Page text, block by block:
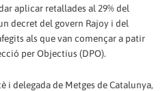
aplicar retallades al 29% del
decret del govern Rajoy i del
als que van començar a patir
per Objectius (DPO).
i delegada de Metges de Catalunya,